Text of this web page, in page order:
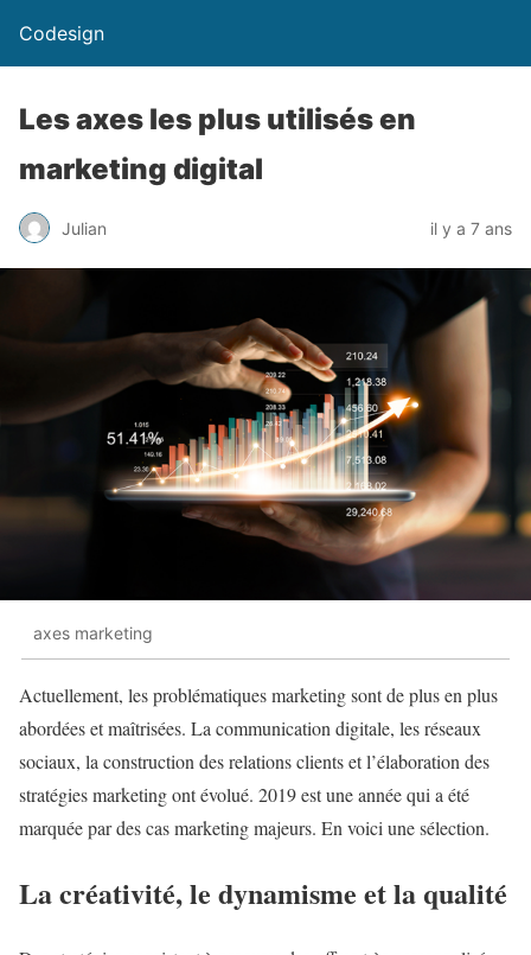
Codesign
Les axes les plus utilisés en
marketing digital
Julian il y a 7 ans
axes marketing
Actuellement, les problématiques marketing sont de plus en plus
abordées et maîtrisées. La communication digitale, les réseaux
sociaux, la construction des relations clients et l’élaboration des
stratégies marketing ont évolué. 2019 est une année qui a été
marquée par des cas marketing majeurs. En voici une sélection.
La créativité, le dynamisme et la qualité